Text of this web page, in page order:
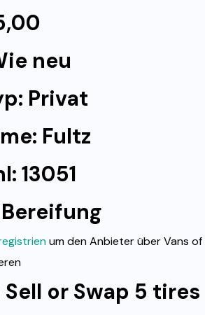
neu
Privat
Fultz
13051
Bereifung
um den Anbieter über Vans of
or Swap 5 tires